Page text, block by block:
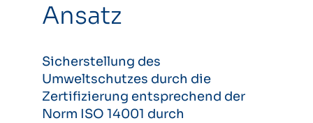
Ansatz
Sicherstellung des
Umweltschutzes durch die
Zertifizierung entsprechend der
Norm ISO 14001 durch